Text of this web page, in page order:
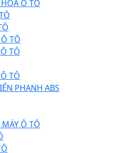
Ô TÔ
TÔ
TÔ
TÔ
PHANH ABS
Ô TÔ